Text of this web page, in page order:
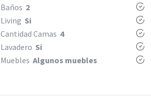
Baños 2
Living Si
Cantidad Camas 4
Lavadero Si
MueblesAlgunos muebles